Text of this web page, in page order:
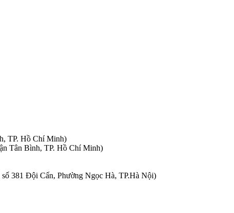
TP. Hồ Chí Minh)
Tân Bình, TP. Hồ Chí Minh)
381 Đội Cấn, Phường Ngọc Hà, TP.Hà Nội)